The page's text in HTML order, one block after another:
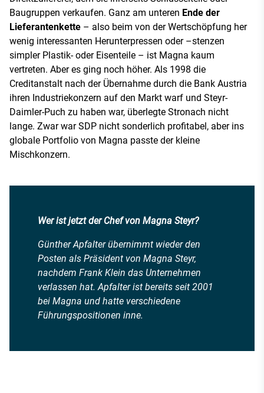
Baugruppen verkaufen. Ganz am unteren Ende der
Lieferantenkette – also beim von der Wertschöpfung her
wenig interessanten Herunterpressen oder –stenzen
simpler Plastik- oder Eisenteile – ist Magna kaum
vertreten. Aber es ging noch höher. Als 1998 die
Creditanstalt nach der Übernahme durch die Bank Austria
ihren Industriekonzern auf den Markt warf und Steyr-
Daimler-Puch zu haben war, überlegte Stronach nicht
lange. Zwar war SDP nicht sonderlich profitabel, aber ins
globale Portfolio von Magna passte der kleine
Mischkonzern.
Wer ist jetzt der Chef von Magna Steyr?
Günther Apfalter übernimmt wieder den
Posten als Präsident von Magna Steyr,
nachdem Frank Klein das Unternehmen
verlassen hat. Apfalter ist bereits seit 2001
bei Magna und hatte verschiedene
Führungspositionen inne.